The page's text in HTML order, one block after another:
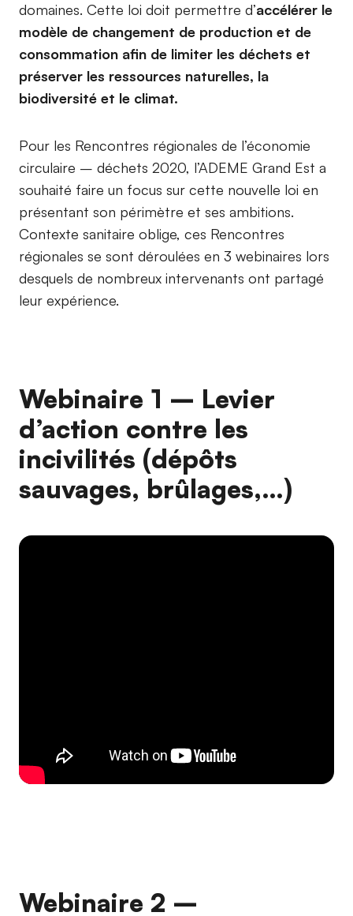
domaines. Cette loi doit permettre d’accélérer le
modèle de changement de production et de
consommation afin de limiter les déchets et
préserver les ressources naturelles, la
biodiversité et le climat.
Pour les Rencontres régionales de l’économie
circulaire – déchets 2020, l’ADEME Grand Est a
souhaité faire un focus sur cette nouvelle loi en
présentant son périmètre et ses ambitions.
Contexte sanitaire oblige, ces Rencontres
régionales se sont déroulées en 3 webinaires lors
desquels de nombreux intervenants ont partagé
leur expérience.
Webinaire 1 – Levier
d’action contre les
incivilités (dépôts
sauvages, brûlages,…)
Webinaire 2 –